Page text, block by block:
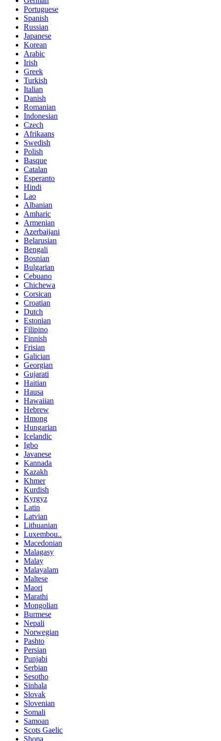
Portuguese
Spanish
Russian
Japanese
Korean
Arabic
Irish
Greek
Turkish
Italian
Danish
Romanian
Indonesian
Czech
Afrikaans
Swedish
Polish
Basque
Catalan
Esperanto
Hindi
Lao
Albanian
Amharic
Armenian
Azerbaijani
Belarusian
Bengali
Bosnian
Bulgarian
Cebuano
Chichewa
Corsican
Croatian
Dutch
Estonian
Filipino
Finnish
Frisian
Galician
Georgian
Gujarati
Haitian
Hausa
Hawaiian
Hebrew
Hmong
Hungarian
Icelandic
Igbo
Javanese
Kannada
Kazakh
Khmer
Kurdish
Kyrgyz
Latin
Latvian
Lithuanian
Luxembou..
Macedonian
Malagasy
Malay
Malayalam
Maltese
Maori
Marathi
Mongolian
Burmese
Nepali
Norwegian
Pashto
Persian
Punjabi
Serbian
Sesotho
Sinhala
Slovak
Slovenian
Somali
Samoan
Scots Gaelic
Shona